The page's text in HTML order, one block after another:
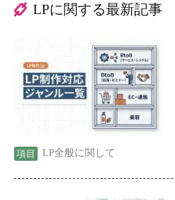
LPに関する最新記事
LP全般に関して